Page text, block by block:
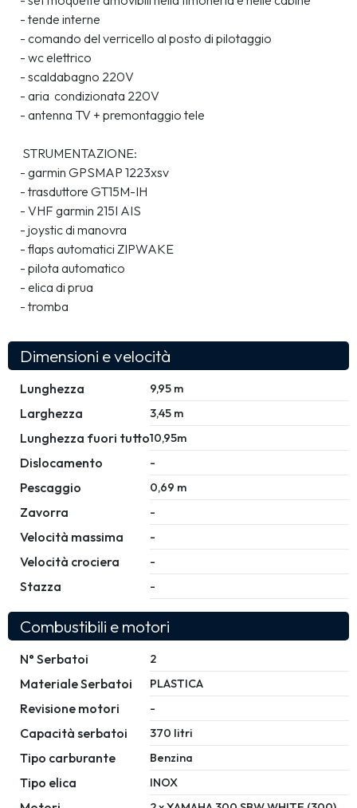
- tende interne
- comando del verricello al posto di pilotaggio
- wc elettrico
- scaldabagno 220V
- aria  condizionata 220V
- antenna TV + premontaggio tele
STRUMENTAZIONE:
- garmin GPSMAP 1223xsv
- trasduttore GT15M-IH
- VHF garmin 215I AIS
- joystic di manovra
- flaps automatici ZIPWAKE
- pilota automatico
- elica di prua
- tromba
Dimensioni e velocità
Lunghezza 9,95 m
Larghezza 3,45 m
Lunghezza fuori tutto10,95m
Dislocamento -
Pescaggio 0,69 m
Zavorra -
Velocità massima -
Velocità crociera -
Stazza -
Combustibili e motori
N° Serbatoi 2
Materiale Serbatoi PLASTICA
Revisione motori -
Capacità serbatoi 370 litri
Tipo carburante Benzina
Tipo elica INOX